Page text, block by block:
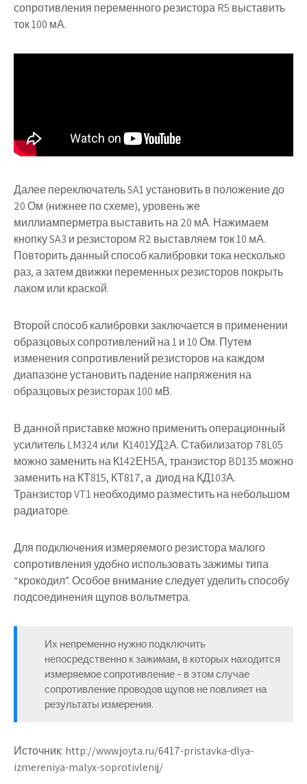
сопротивления переменного резистора R5 выставить
ток 100 мА.
Далее переключатель SA1 установить в положение до
20 Ом (нижнее по схеме), уровень же
миллиамперметра выставить на 20 мА. Нажимаем
кнопку SA3 и резистором R2 выставляем ток 10 мА.
Повторить данный способ калибровки тока несколько
раз, а затем движки переменных резисторов покрыть
лаком или краской.
Второй способкалибровки заключается в применении
образцовых сопротивлений на 1 и 10 Ом. Путем
изменения сопротивлений резисторов на каждом
диапазоне установить падение напряжения на
образцовых резисторах 100 мВ.
В данной приставке можно применить операционный
усилитель LM324 или К1401УД2А. Стабилизатор 78L05
можно заменить на К142ЕН5А, транзистор BD135 можно
заменить на КТ815, КТ817, а диод на КД103А.
Транзистор VT1 необходимо разместить на небольшом
радиаторе.
Для подключения измеряемого резистора малого
сопротивления удобно использовать зажимы типа
“крокодил”. Особое внимание следует уделить способу
подсоединения щупов вольтметра.
Их непременно нужно подключить
непосредственно к зажимам, в которых находится
измеряемое сопротивление – в этом случае
сопротивление проводов щупов не повлияет на
результаты измерения.
Источник: http://www.joyta.ru/6417-pristavka-dlya-
izmereniya-malyx-soprotivlenij/